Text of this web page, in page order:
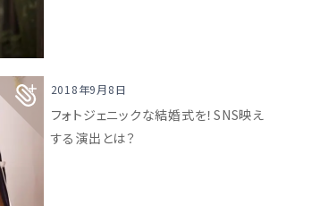
2018年9月8日
フォトジェニックな結婚式を！SNS映え
する演出とは？